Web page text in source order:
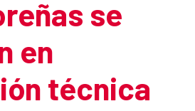
se
en
técnica